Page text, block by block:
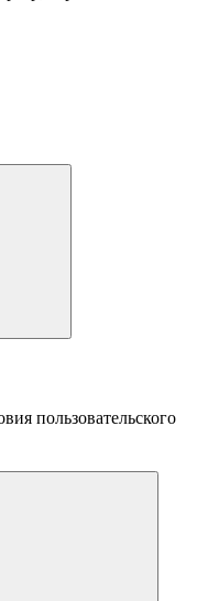
пользовательского